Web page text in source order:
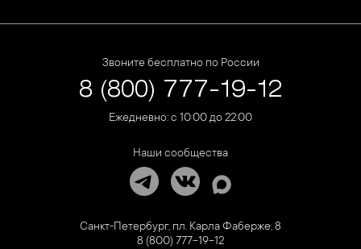
Звоните бесплатно по России
8 (800) 777-19-12
Ежедневно: с 10:00 до 22:00
Наши сообщества
Санкт-Петербург, пл. Карла Фаберже, 8
8 (800) 777-19-12